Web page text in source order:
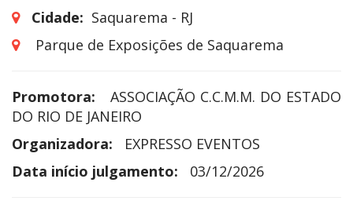
Cidade: Saquarema - RJ
Parque de Exposições de Saquarema
Promotora:
ASSOCIAÇÃO C.C.M.M. DO ESTADO
DO RIO DE JANEIRO
Organizadora:
EXPRESSO EVENTOS
Data início julgamento:
03/12/2026